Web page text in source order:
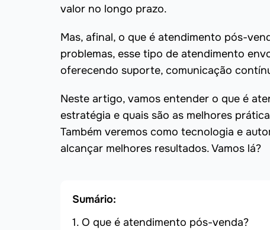
valor no longo prazo.
Mas, afinal, o que é atendimento pós-
problemas, esse tipo de atendimento
oferecendo suporte, comunicação
Neste artigo, vamos entender o que é
estratégia e quais são as melhores
Também veremos como tecnologia e
alcançar melhores resultados. Vamos lá?
Sumário:
O que é atendimento pós-venda?